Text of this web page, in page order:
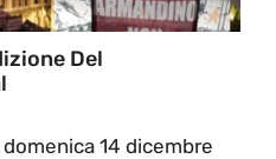
Del
domenica 14 dicembre